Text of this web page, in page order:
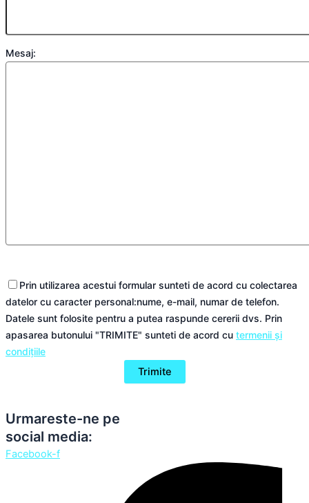
Mesaj:
Prin utilizarea acestui formular sunteti de acord cu colectarea
datelor cu caracter personal:nume, e-mail, numar de telefon.
Datele sunt folosite pentru a putea raspunde cererii dvs. Prin
apasarea butonului "TRIMITE" sunteti de acord cu termenii și
condițiile
Urmareste-ne pe
social media:
Facebook-f